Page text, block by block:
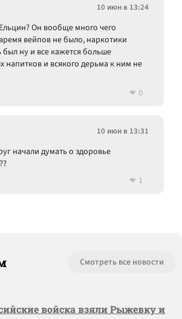
10 июн в 13:24
Он вообще много чего
вейпов не было, наркотики
был ну и все кажется больше
напитков и всякого дерьма к ним не
0
10 июн в 13:31
начали думать о здоровье
1
Смотреть все новости
войска взяли Рыжевку и